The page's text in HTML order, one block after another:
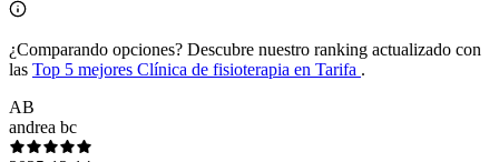
¿Comparando opciones? Descubre nuestro ranking actualizado con
las Top 5 mejores Clínica de fisioterapia en Tarifa .
AB
andrea bc